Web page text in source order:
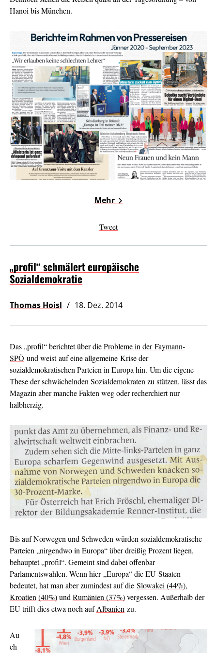
Hanoi bis München.
Mehr
Tweet
„profil“ schmälert europäische
Sozialdemokratie
Thomas Hoisl 18. Dez. 2014
Das „profil“ berichtet über dieProbleme in der Faymann-
SPÖ und weist auf eine allgemeine Krise der
sozialdemokratischen Parteien in Europa hin. Um die eigene
These der schwächelnden Sozialdemokraten zu stützen, lässt das
Magazin aber manche Fakten weg oder recherchiert nur
halbherzig.
Bis auf Norwegen und Schweden würden sozialdemokratische
Parteien „nirgendwo in Europa“ über dreißig Prozent liegen,
behauptet „profil“. Gemeint sind dabei offenbar
Parlamentswahlen. Wenn hier „Europa“ die EU-Staaten
bedeutet, hat man aber zumindest auf die Slowakei (44%),
Kroatien (40%)und Rumänien (37%)vergessen. Außerhalb der
EU trifft dies etwa noch aufAlbanien zu.
Au
ch